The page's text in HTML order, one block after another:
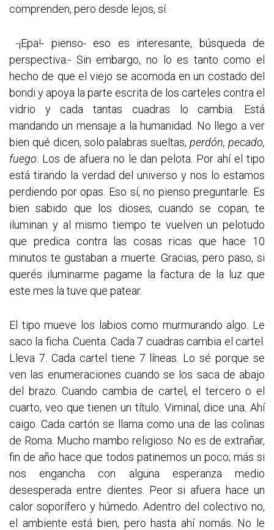
comprenden, pero desde lejos, sí.
-¡Epa!- pienso- eso es interesante, búsqueda de
perspectiva.- Sin embargo, no lo es tanto como el
hecho de que el viejo se acomoda en un costado del
bondi y apoya la parte escrita de los carteles contra el
vidrio y cada tantas cuadras lo cambia. Está
mandando un mensaje a la humanidad. No llego a ver
bien qué dicen, solo palabras sueltas,perdón, pecado,
fuego . Los de afuera no le dan pelota. Por ahí el tipo
está tirando la verdad del universo y nos lo estamos
perdiendo por opas. Eso sí, no pienso preguntarle. Es
bien sabido que los dioses, cuando se copan, te
iluminan y al mismo tiempo te vuelven un pelotudo
que predica contra las cosas ricas que hace 10
minutos te gustaban a muerte. Gracias, pero paso, si
querés iluminarme pagame la factura de la luz que
este mes la tuve que patear.
El tipo mueve los labios como murmurando algo. Le
saco la ficha. Cuenta. Cada 7 cuadras cambia el cartel.
Lleva 7. Cada cartel tiene 7 líneas. Lo sé porque se
ven las enumeraciones cuando se los saca de abajo
del brazo. Cuando cambia de cartel, el tercero o el
cuarto, veo que tienen un título. Viminal, dice una. Ahí
caigo. Cada cartón se llama como una de las colinas
de Roma. Mucho mambo religioso. No es de extrañar,
fin de año hace que todos patinemos un poco; más si
nos engancha con alguna esperanza medio
desesperada entre dientes. Peor si afuera hace un
calor soporífero y húmedo. Adentro del colectivo no,
el ambiente está bien, pero hasta ahí nomás. No le